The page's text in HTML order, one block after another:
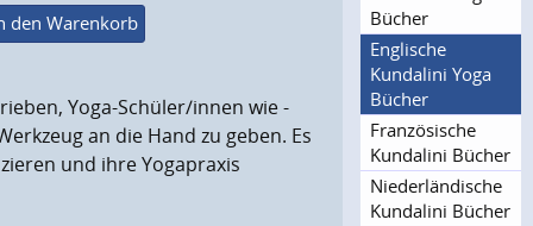
den Warenkorb
Yoga-Schüler/innen wie -
an die Hand zu geben. Es
und ihre Yogapraxis
Bücher
Englische
Kundalini Yoga
Bücher
Französische
Kundalini Bücher
Niederlän­dische
Kundalini Bücher